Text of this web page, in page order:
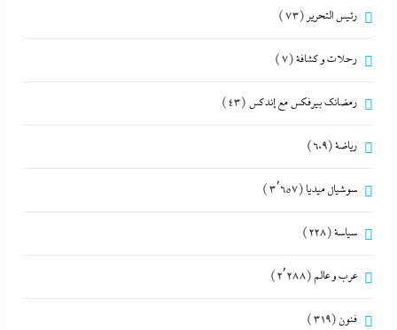
رئيس التحرير (73)
رحلات و كشافة(7)
رمضانك بيرفكس مع إندكس (43)
رياضة(609)
سوشيال ميديا (3٬657)
سياسة(228)
عرب و عالم (2٬288)
فنون (319)